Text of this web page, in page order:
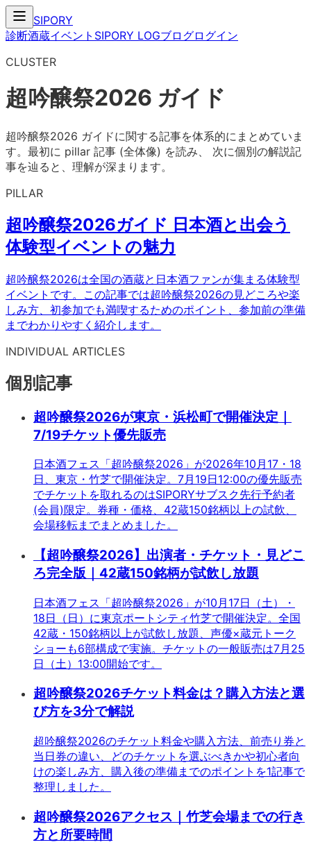
SIPORY
診断酒蔵イベント SIPORY LOGブログログイン
CLUSTER
超吟醸祭2026 ガイド
超吟醸祭2026 ガイドに関する記事を体系的にまとめていま
す。最初に pillar 記事 (全体像) を読み、 次に個別の解説記
事を辿ると、理解が深まります。
PILLAR
超吟醸祭2026ガイド 日本酒と出会う
体験型イベントの魅力
超吟醸祭2026は全国の酒蔵と日本酒ファンが集まる体験型
イベントです。この記事では超吟醸祭2026の見どころや楽
しみ方、初参加でも満喫するためのポイント、参加前の準備
までわかりやすく紹介します。
INDIVIDUAL ARTICLES
個別記事
超吟醸祭2026が東京・浜松町で開催決定｜
7/19チケット優先販売
日本酒フェス「超吟醸祭2026」が2026年10月17・18
日、東京・竹芝で開催決定。7月19日12:00の優先販売
でチケットを取れるのはSIPORYサブスク先行予約者
(会員)限定。券種・価格、42蔵150銘柄以上の試飲、
会場移転までまとめました。
【超吟醸祭2026】出演者・チケット・見どこ
ろ完全版｜42蔵150銘柄が試飲し放題
日本酒フェス「超吟醸祭2026」が10月17日（土）・
18日（日）に東京ポートシティ竹芝で開催決定。全国
42蔵・150銘柄以上が試飲し放題、声優×蔵元トーク
ショーも6部構成で実施。チケットの一般販売は7月25
日（土）13:00開始です。
超吟醸祭2026チケット料金は？購入方法と選
び方を3分で解説
超吟醸祭2026のチケット料金や購入方法、前売り券と
当日券の違い、どのチケットを選ぶべきかや初心者向
けの楽しみ方、購入後の準備までのポイントを1記事で
整理しました。
超吟醸祭2026アクセス｜竹芝会場までの行き
方と所要時間